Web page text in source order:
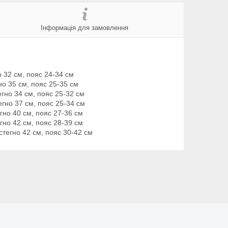
Інформація для замовлення
32 см, пояс 24-34 см
35 см, пояс 25-35 см
34 см, пояс 25-32 см
37 см, пояс 25-34 см
40 см, пояс 27-36 см
42 см, пояс 28-39 см
42 см, пояс 30-42 см